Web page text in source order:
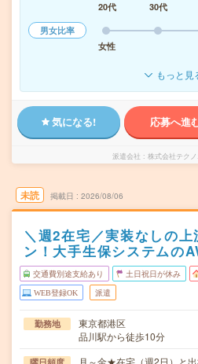
20代
30代
男女比率
女性
もっと見
気になる! 応募へ進
派遣会社 株式会社テク
未読 掲載日 2026/08/06
＼週2在宅／実装なしの上
ン！大手生保システムの
交通費別途支給あり 土日祝日が休み
WEB登録OK 派遣
勤務地
東京都港区
品川駅から徒歩10分
月～金★在宅（週2日）と